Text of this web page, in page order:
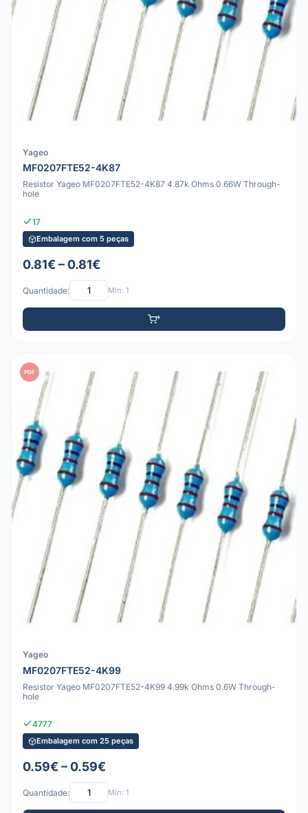
Yageo
MF0207FTE52-4K87
Resistor Yageo MF0207FTE52-4K87 4.87k Ohms 0.66W Through-
hole
17
Embalagem com 5 peças
0.81€ – 0.81€
Quantidade: Mín: 1
PDF
Yageo
MF0207FTE52-4K99
Resistor Yageo MF0207FTE52-4K99 4.99k Ohms 0.6W Through-
hole
4777
Embalagem com 25 peças
0.59€ – 0.59€
Quantidade: Mín: 1